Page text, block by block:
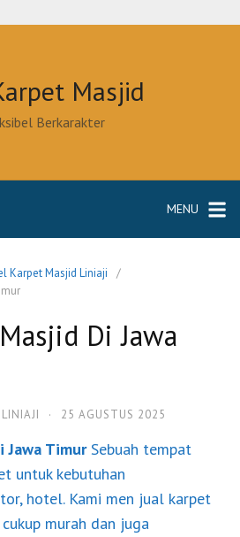
Masjid
Berkarakter
MENU
Karpet Masjid Liniaji
Di Jawa
· 25 AGUSTUS 2025
Jawa TimurSebuah tempat
untuk kebutuhan
hotel. Kami men jual karpet
murah dan juga